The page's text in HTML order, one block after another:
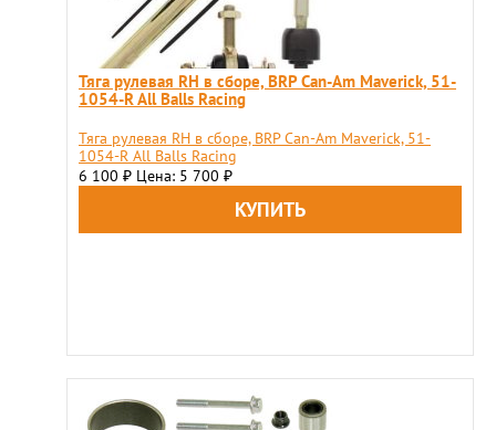
Тяга рулевая RH в сборе, BRP Can-Am Maverick, 51-
1054-R All Balls Racing
Тяга рулевая RH в сборе, BRP Can-Am Maverick, 51-
1054-R All Balls Racing
6 100 ₽ Цена: 5 700 ₽